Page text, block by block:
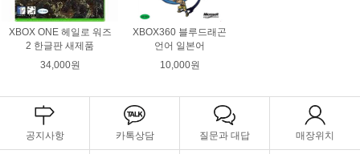
XBOX ONE 헤일로 워즈
2 한글판 새제품
34,000원
XBOX360 블루드래곤
언어 일본어
10,000원
공지사항 카톡상담 질문과 대답 매장위치